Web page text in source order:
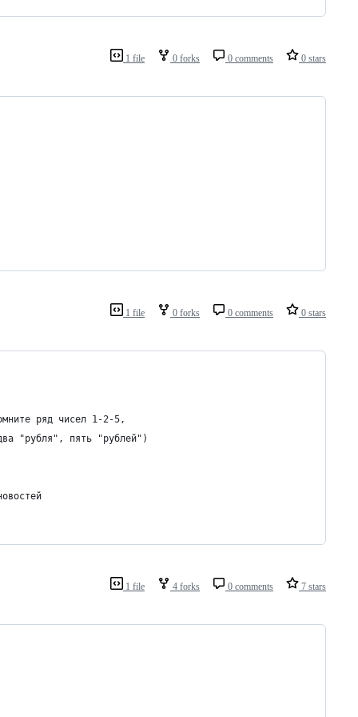
1 file 0 forks 0 comments 0 stars
1 file 0 forks 0 comments 0 stars
ряд чисел 1-2-5,
"рубля", пять "рублей")
1 file 4 forks 0 comments 7 stars